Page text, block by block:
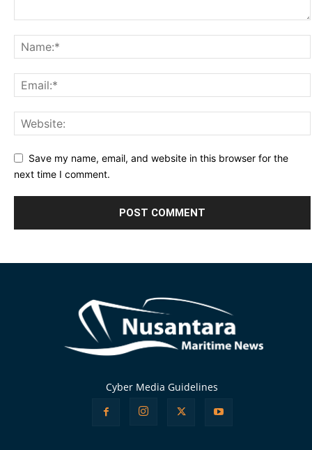
Save my name, email, and website in this browser for the
next time I comment.
Cyber Media Guidelines